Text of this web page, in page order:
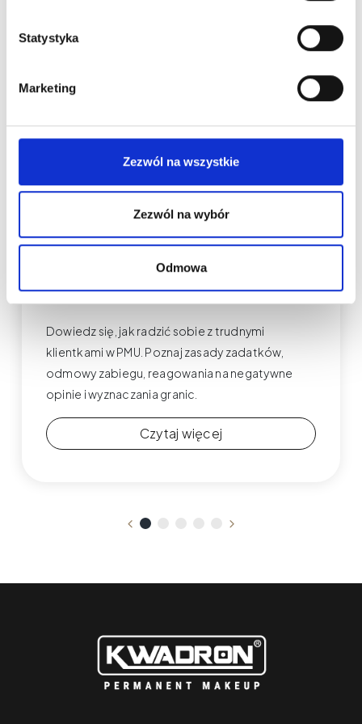
Statystyka
Marketing
Zezwól na wszystkie
Zezwól na wybór
Odmowa
Makijaż Permanentny
reagować, zadatek, odmowa i
negatywne opinie
Dowiedz się, jak radzić sobie z trudnymi
klientkami w PMU. Poznaj zasady zadatków,
odmowy zabiegu, reagowania na negatywne
opinie i wyznaczania granic.
Czytaj więcej